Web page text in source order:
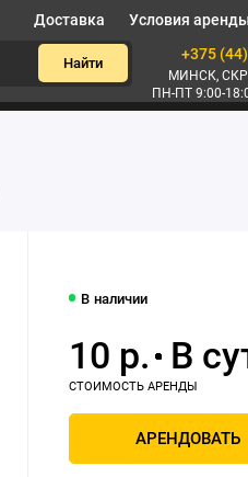
Доставка Условия
Найти
+375
МИНСК,
ПН-ПТ 9:00-
В наличии
10 р.
АРЕНДОВАТЬ